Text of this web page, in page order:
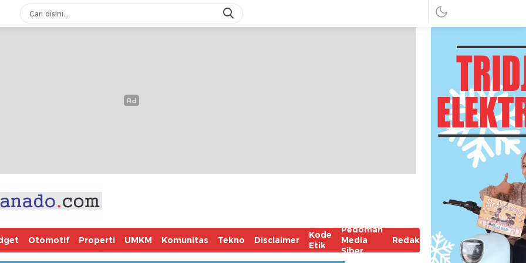
Otomotif Properti UMKM Komunitas Tekno Disclaimer
Kode
Etik
Pedoman
Media
Siber
Redaksi